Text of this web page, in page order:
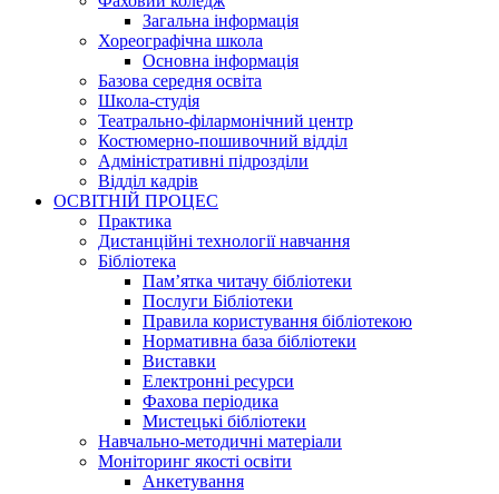
Загальна інформація
Хореографічна школа
Основна інформація
Базова середня освіта
Школа-студія
Театрально-філармонічний центр
Костюмерно-пошивочний відділ
Адміністративні підрозділи
Відділ кадрів
ОСВІТНІЙ ПРОЦЕС
Практика
Дистанційні технології навчання
Бібліотека
Пам’ятка читачу бібліотеки
Послуги Бібліотеки
Правила користування бібліотекою
Нормативна база бібліотеки
Виставки
Електронні ресурси
Фахова періодика
Мистецькі бібліотеки
Навчально-методичні матеріали
Моніторинг якості освіти
Анкетування